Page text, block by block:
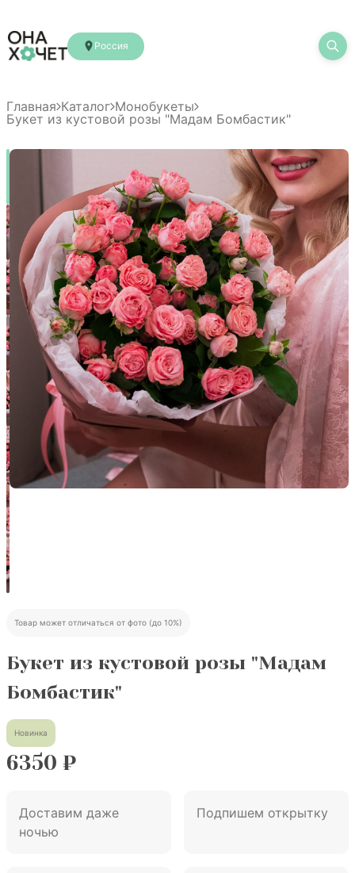
Россия
Главная Каталог Монобукеты
Букет из кустовой розы "Мадам Бомбастик"
Товар может отличаться от фото (до 10%)
Букет из кустовой розы "Мадам
Бомбастик"
Новинка
6350 ₽
Доставим даже
ночью
Подпишем открытку